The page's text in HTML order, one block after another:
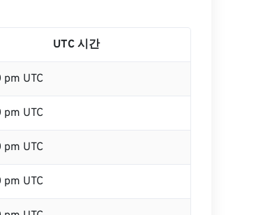
UTC 시간
UTC
UTC
UTC
UTC